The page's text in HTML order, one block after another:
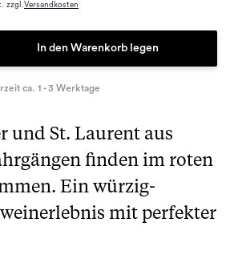
zzgl.Versandkosten
In den Warenkorb legen
ca. 1 - 3 Werktage
und St. Laurent aus
finden im roten
Ein würzig-
mit perfekter